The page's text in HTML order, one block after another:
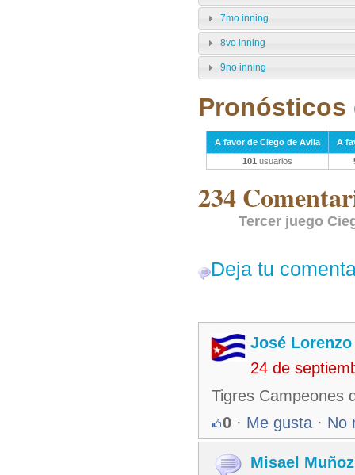
7mo inning
8vo inning
9no inning
Pronósticos
A favor de Ciego de Avila
A
101 usuarios
234
Tercer juego
Deja tu
José
24 de
Tigres Campeones
0 · Me gusta · No
Misael Muñoz